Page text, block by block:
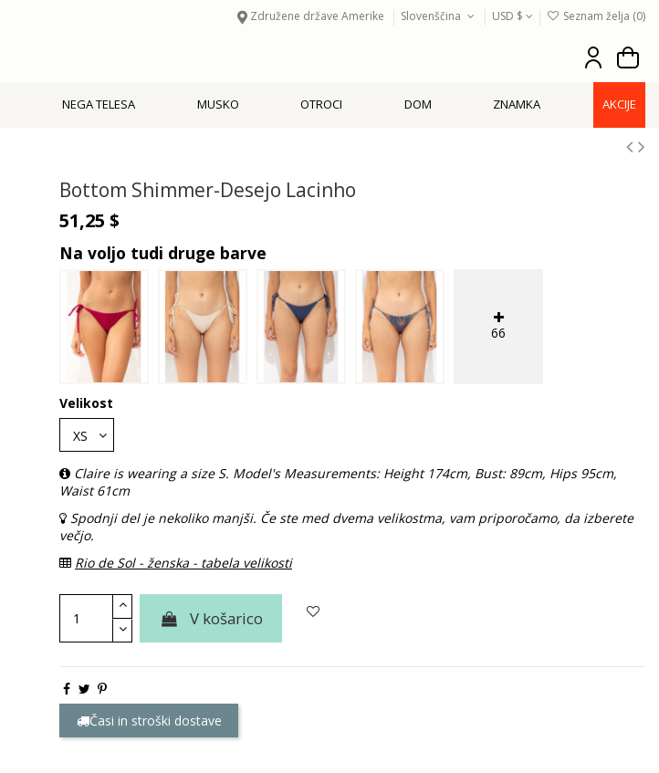
Združene države Amerike Slovenščina USD $ Seznam želja (0)
NEGA TELESA MUSKO OTROCI DOM ZNAMKA AKCIJE
Bottom Shimmer-Desejo Lacinho
51,25 $
Na voljo tudi druge barve
66
Velikost
Claire is wearing a size S. Model's Measurements: Height 174cm, Bust: 89cm, Hips 95cm,
Waist 61cm
Spodnji del je nekoliko manjši. Če ste med dvema velikostma, vam priporočamo, da izberete
večjo.
Rio de Sol - ženska - tabela velikosti
V košarico
Časi in stroški dostave